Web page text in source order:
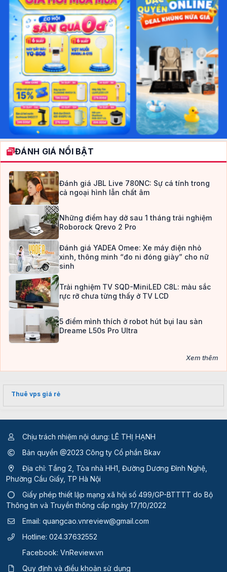
ĐÁNH GIÁ NỔI BẬT
Đánh giá JBL Live 780NC: Sự cá tính trong
cả ngoại hình lẫn chất âm
Những điểm hay dở sau 1 tháng trải nghiệm
Roborock Qrevo 2 Pro
Đánh giá YADEA Omee: Xe máy điện nhỏ
xinh, thông minh “đo ni đóng giày” cho nữ
sinh
Trải nghiệm TV SQD-MiniLED C8L: màu sắc
rực rỡ chưa từng thấy ở TV LCD
5 điểm mình thích ở robot hút bụi lau sàn
Dreame L50s Pro Ultra
Xem thêm
Thuê vps giá rẻ
Chịu trách nhiệm nội dung: LÊ THỊ HẠNH
Bản quyền @2023 Công ty Cổ phần Bkav
Địa chỉ: Tầng 2, Tòa nhà HH1, Đường Dương Đình Nghệ,
Phường Cầu Giấy, TP Hà Nội
Giấy phép thiết lập mạng xã hội số 499/GP-BTTTT do Bộ
Thông tin và Truyền thông cấp ngày 17/10/2022
Email: quangcao.vnreview@gmail.com
Hotline: 024.37632552
Facebook: VnReview.vn
Quy định và điều khoản sử dụng